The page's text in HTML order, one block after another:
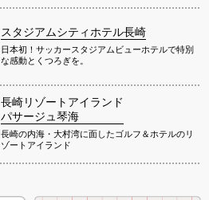
スタジアムシティホテル長崎
日本初！サッカースタジアムビューホテルで特別
な感動とくつろぎを。
長崎リゾートアイランド
パサージュ琴海
長崎の内海・大村湾に面したゴルフ＆ホテルのリ
ゾートアイランド